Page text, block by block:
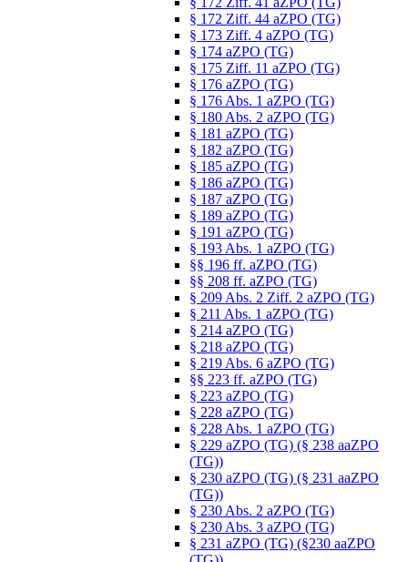
§ 172 Ziff. 44 aZPO (TG)
§ 173 Ziff. 4 aZPO (TG)
§ 174 aZPO (TG)
§ 175 Ziff. 11 aZPO (TG)
§ 176 aZPO (TG)
§ 176 Abs. 1 aZPO (TG)
§ 180 Abs. 2 aZPO (TG)
§ 181 aZPO (TG)
§ 182 aZPO (TG)
§ 185 aZPO (TG)
§ 186 aZPO (TG)
§ 187 aZPO (TG)
§ 189 aZPO (TG)
§ 191 aZPO (TG)
§ 193 Abs. 1 aZPO (TG)
§§ 196 ff. aZPO (TG)
§§ 208 ff. aZPO (TG)
§ 209 Abs. 2 Ziff. 2 aZPO (TG)
§ 211 Abs. 1 aZPO (TG)
§ 214 aZPO (TG)
§ 218 aZPO (TG)
§ 219 Abs. 6 aZPO (TG)
§§ 223 ff. aZPO (TG)
§ 223 aZPO (TG)
§ 228 aZPO (TG)
§ 228 Abs. 1 aZPO (TG)
§ 229 aZPO (TG) (§ 238 aaZPO
(TG))
§ 230 aZPO (TG) (§ 231 aaZPO
(TG))
§ 230 Abs. 2 aZPO (TG)
§ 230 Abs. 3 aZPO (TG)
§ 231 aZPO (TG) (§230 aaZPO